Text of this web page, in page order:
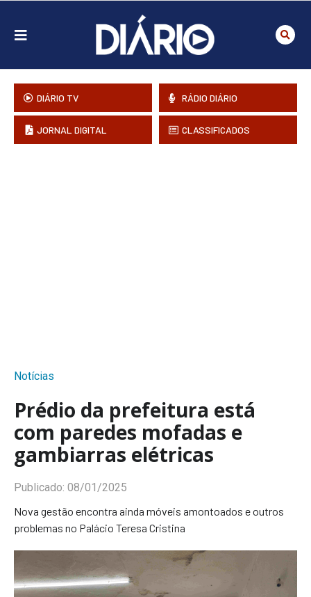
DIÁRIO TV RÁDIO DIÁRIO
JORNAL DIGITAL CLASSIFICADOS
Notícias
Prédio da prefeitura está
com paredes mofadas e
gambiarras elétricas
Publicado: 08/01/2025
Nova gestão encontra ainda móveis amontoados e outros
problemas no Palácio Teresa Cristina